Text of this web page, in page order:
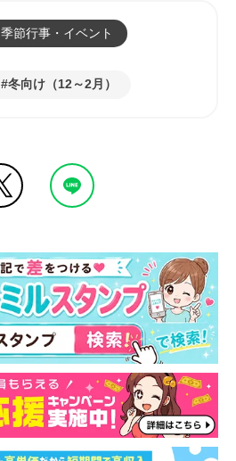
季節行事・イベント
冬向け（12～2月）